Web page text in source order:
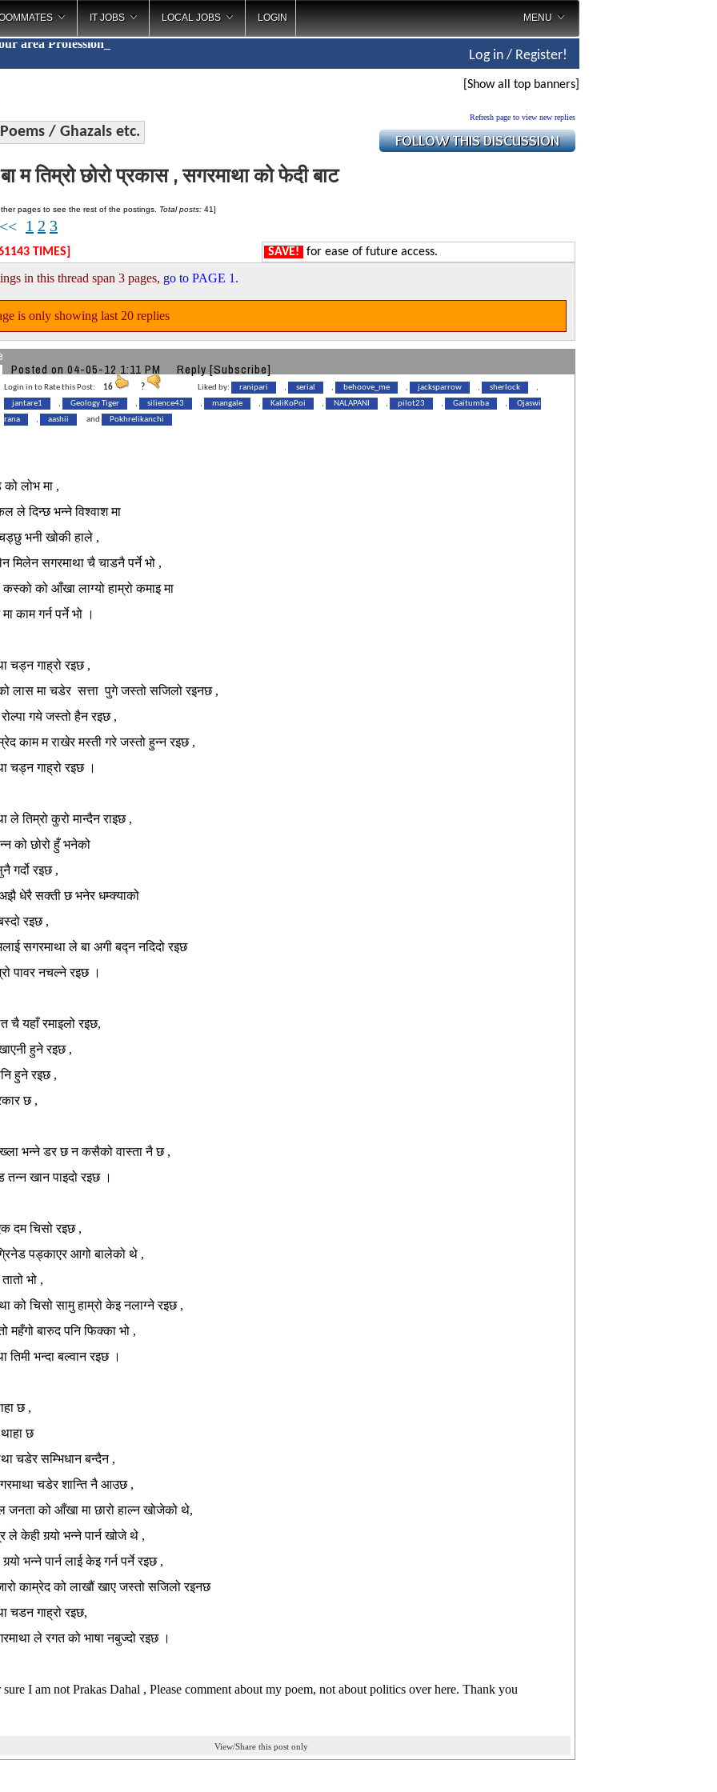
IT JOBS LOCAL JOBS LOGIN MENU
area P_
Log in / Register!
[Show all top banners]
Poems / Ghazals etc.
Refresh page to view new replies
बा म तिम्रो छोरो प्रकास , सगरमाथा को फेदी बाट
pages to see the rest of the postings. Total posts: 41]
<< 1 2 3
TIMES] SAVE! for ease of future access.
in this thread span 3 pages, go to PAGE 1 .
is only showing last 20 replies
Posted on 04-05-12 1:11 PM Reply [Subscribe]
Login in to Rate this Post: 16 ? Liked by: ranipari , serial , behoove_me , jacksparrow , sherlock
,
jantare1
, Geology Tiger , silience43 , mangale , KaliKoPoi , NALAPANI , pilot23 , Gaitumba ,
Ojaswi
rana
, aashii and Pokhrelikanchi
को लोभ मा ,
ले दिन्छ भन्ने विश्वाश मा
भनी खोकी हाले ,
मिलेन सगरमाथा चै चाडनै पर्ने भो ,
कस्को को आँखा लाग्यो हाम्रो कमाइ मा
काम गर्न पर्ने भो ।
चड्न गाह्रो रइछ ,
लास मा चडेर सत्ता पुगे जस्तो सजिलो रइनछ ,
गये जस्तो हैन रइछ ,
काम म राखेर मस्ती गरे जस्तो हुन्न रइछ ,
चड्न गाह्रो रइछ ।
ले तिम्रो कुरो मान्दैन राइछ ,
को छोरो हुँ भनेको
गर्दो रइछ ,
धेरै सक्ती छ भनेर धम्क्याको
रइछ ,
सगरमाथा ले बा अगी बद्न नदिदो रइछ
पावर नचल्ने रइछ ।
चै यहाँ रमाइलो रइछ,
हुने रइछ ,
हुने रइछ ,
छ ,
भन्ने डर छ न कसैको वास्ता नै छ ,
तन्न खान पाइदो रइछ ।
दम चिसो रइछ ,
पड्काएर आगो बालेको थे ,
भो ,
को चिसो सामु हाम्रो केइ नलाग्ने रइछ ,
महँगो बारुद पनि फिक्का भो ,
तिमी भन्दा बल्वान रइछ ।
छ ,
थाहा छ
चडेर सम्भिधान बन्दैन ,
चडेर शान्ति नै आउछ ,
को आँखा मा छारो हाल्न खोजेको थे,
ले केही गर्‍यो भन्ने पार्न खोजे थे ,
भन्ने पार्न लाई केइ गर्न पर्ने रइछ ,
काम्रेद को लाखौं खाए जस्तो सजिलो रइनछ
चडन गाह्रो रइछ,
ले रगत को भाषा नबुज्दो रइछ ।
I am not Prakas Dahal , Please comment about my poem, not about politics over here. Thank you
View/Share this post only